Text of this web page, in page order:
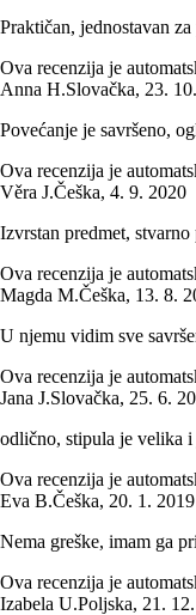
Praktičan, jednostavan
Ova recenzija je
Anna H.Slovačka, 23.
Povećanje je savršeno,
Ova recenzija je
Věra J.Češka, 4. 9. 2020
Izvrstan predmet,
Ova recenzija je
Magda M.Češka, 13. 8.
U njemu vidim sve
Ova recenzija je
Jana J.Slovačka, 25. 6.
odlično, stipula je velika
Ova recenzija je
Eva B.Češka, 20. 1. 2019
Nema greške, imam ga
Ova recenzija je
Izabela U.Poljska, 21.